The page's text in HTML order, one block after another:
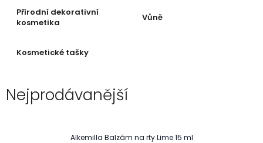
Přírodní dekorativní
kosmetika
Vůně
Kosmetické tašky
Nejprodávanější
Alkemilla Balzám na rty Lime 15 ml